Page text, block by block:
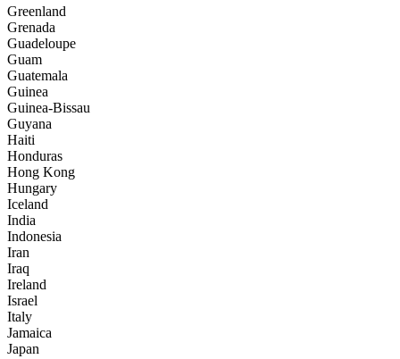
Greenland
Grenada
Guadeloupe
Guam
Guatemala
Guinea
Guinea-Bissau
Guyana
Haiti
Honduras
Hong Kong
Hungary
Iceland
India
Indonesia
Iran
Iraq
Ireland
Israel
Italy
Jamaica
Japan